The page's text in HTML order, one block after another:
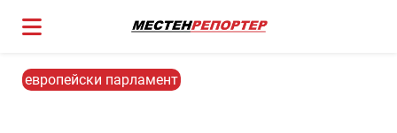
европейски парламент